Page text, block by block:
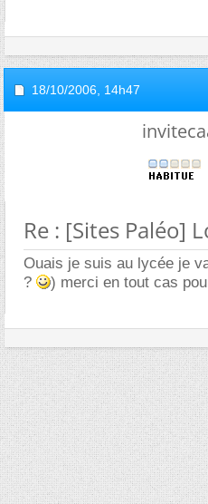
18/10/2006, 14h47
Re : [Sites Paléo]
Ouais je suis au lycée je
?
) merci en tout cas